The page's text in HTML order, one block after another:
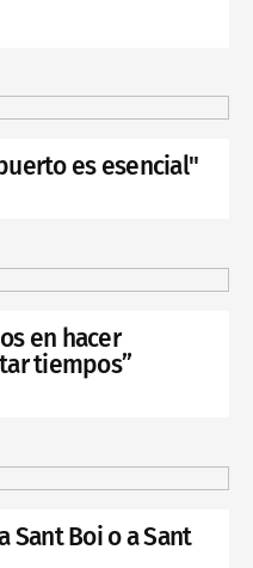
es esencial"
en hacer
tiempos”
Sant Boi o a Sant